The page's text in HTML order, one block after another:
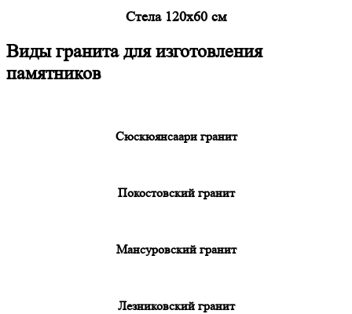
Cтела 120x60 см
Виды гранита для изготовления
памятников
Сюскюянсаари гранит
Покостовский гранит
Мансуровский гранит
Лезниковский гранит